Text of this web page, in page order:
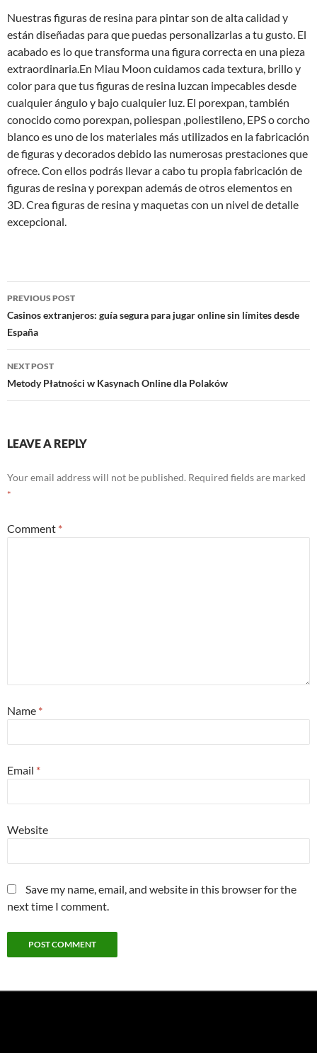
Nuestras figuras de resina para pintar son de alta calidad y
están diseñadas para que puedas personalizarlas a tu gusto. El
acabado es lo que transforma una figura correcta en una pieza
extraordinaria.En Miau Moon cuidamos cada textura, brillo y
color para que tus figuras de resina luzcan impecables desde
cualquier ángulo y bajo cualquier luz. El porexpan, también
conocido como porexpan, poliespan ,poliestileno, EPS o corcho
blanco es uno de los materiales más utilizados en la fabricación
de figuras y decorados debido las numerosas prestaciones que
ofrece. Con ellos podrás llevar a cabo tu propia fabricación de
figuras de resina y porexpan además de otros elementos en
3D. Crea figuras de resina y maquetas con un nivel de detalle
excepcional.
Post
navigation
PREVIOUS POST
Casinos extranjeros: guía segura para jugar online sin límites desde
España
NEXT POST
Metody Płatności w Kasynach Online dla Polaków
LEAVE A REPLY
Your email address will not be published. Required fields are marked
*
Comment *
Name *
Email *
Website
Save my name, email, and website in this browser for the
next time I comment.